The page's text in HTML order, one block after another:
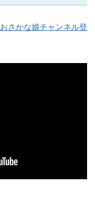
おさかな娘チャンネル登